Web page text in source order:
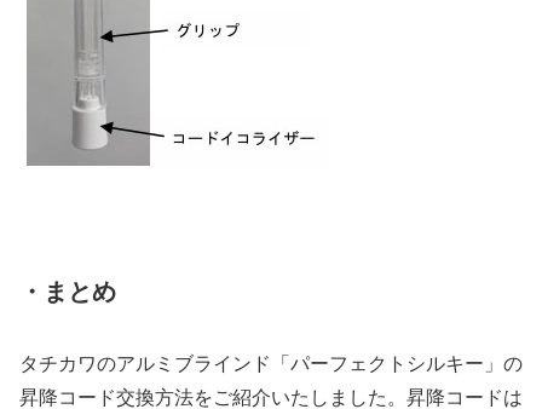
・まとめ
タチカワのアルミブラインド「パーフェクトシルキー」の
昇降コード交換方法をご紹介いたしました。昇降コードは